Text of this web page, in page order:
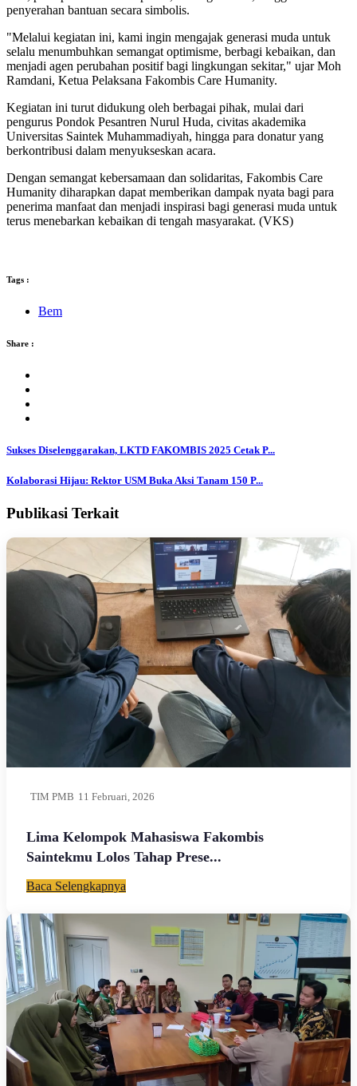
penyerahan bantuan secara simbolis.
"Melalui kegiatan ini, kami ingin mengajak generasi muda untuk
selalu menumbuhkan semangat optimisme, berbagi kebaikan, dan
menjadi agen perubahan positif bagi lingkungan sekitar," ujar Moh
Ramdani, Ketua Pelaksana Fakombis Care Humanity.
Kegiatan ini turut didukung oleh berbagai pihak, mulai dari
pengurus Pondok Pesantren Nurul Huda, civitas akademika
Universitas Saintek Muhammadiyah, hingga para donatur yang
berkontribusi dalam menyukseskan acara.
Dengan semangat kebersamaan dan solidaritas, Fakombis Care
Humanity diharapkan dapat memberikan dampak nyata bagi para
penerima manfaat dan menjadi inspirasi bagi generasi muda untuk
terus menebarkan kebaikan di tengah masyarakat. (VKS)
Tags :
Bem
Share :
Sukses Diselenggarakan, LKTD FAKOMBIS 2025 Cetak P...
Kolaborasi Hijau: Rektor USM Buka Aksi Tanam 150 P...
Publikasi Terkait
TIM PMB 11 Februari, 2026
Lima Kelompok Mahasiswa Fakombis
Saintekmu Lolos Tahap Prese...
Baca Selengkapnya